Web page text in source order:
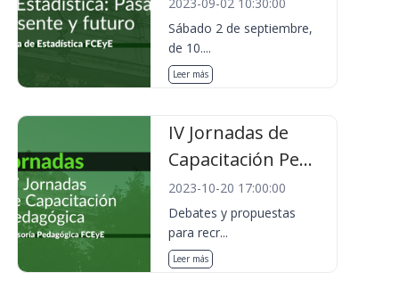
Sábado 2 de septiembre,
de 10....
Leer más
IV Jornadas de
Capacitación Pe...
2023-10-20 17:00:00
Debates y propuestas
para recr...
Leer más